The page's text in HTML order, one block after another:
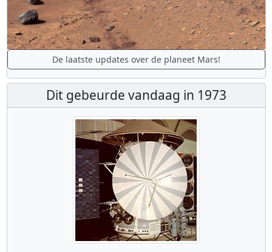
De laatste updates over de planeet Mars!
Dit gebeurde vandaag in 1973